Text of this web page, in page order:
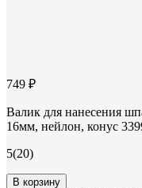
749 ₽
Валик для нанесения
16мм, нейлон, конус
5(20)
В корзину